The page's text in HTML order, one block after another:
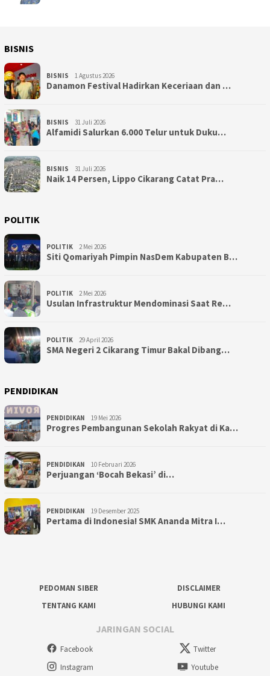
BISNIS
BISNIS 1 Agustus 2026
Danamon Festival Hadirkan Keceriaan dan …
BISNIS 31 Juli 2026
Alfamidi Salurkan 6.000 Telur untuk Duku…
BISNIS 31 Juli 2026
Naik 14 Persen, Lippo Cikarang Catat Pra…
POLITIK
POLITIK 2 Mei 2026
Siti Qomariyah Pimpin NasDem Kabupaten B…
POLITIK 2 Mei 2026
Usulan Infrastruktur Mendominasi Saat Re…
POLITIK 29 April 2026
SMA Negeri 2 Cikarang Timur Bakal Dibang…
PENDIDIKAN
PENDIDIKAN 19 Mei 2026
Progres Pembangunan Sekolah Rakyat di Ka…
PENDIDIKAN 10 Februari 2026
Perjuangan ‘Bocah Bekasi’ di…
PENDIDIKAN 19 Desember 2025
Pertama di Indonesia! SMK Ananda Mitra I…
PEDOMAN SIBER
DISCLAIMER
TENTANG KAMI
HUBUNGI KAMI
JARINGAN SOCIAL
Facebook
Twitter
Instagram
Youtube